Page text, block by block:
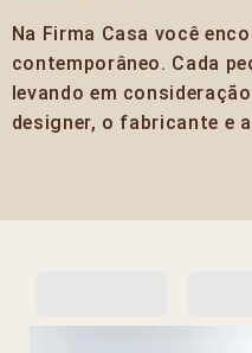
Na Firma Casa você
contemporâneo. Cada
levando em
designer, o fabricante e